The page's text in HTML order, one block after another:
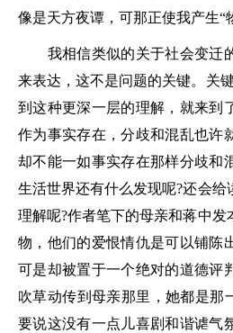
像是天方夜谭，可那正使我产生“
我相信类似的关于社会变迁
来表达，这不是问题的关键。关
到这种更深一层的理解，就来到
作为事实存在，分歧和混乱也许
却不能一如事实存在那样分歧和
生活世界还有什么发现呢?还会给
理解呢?作者笔下的母亲和蒋中发
物，他们的爱恨情仇是可以铺陈
可是却被置于一个绝对的道德评
吹草动传到母亲那里，她都是那
要说这没有一点儿喜剧和谐谑气